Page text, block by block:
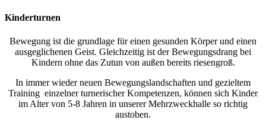
Kinderturnen
Bewegung ist die grundlage für einen gesunden Körper und einen
ausgeglichenen Geist. Gleichzeitig ist der Bewegungsdrang bei
Kindern ohne das Zutun von außen bereits riesengroß.
In immer wieder neuen Bewegungslandschaften und gezieltem
Training einzelner turnerischer Kompetenzen, können sich Kinder
im Alter von 5-8 Jahren in unserer Mehrzweckhalle so richtig
austoben.